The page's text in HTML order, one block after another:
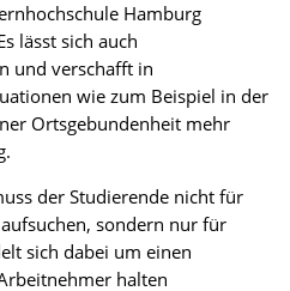
Hamburg
lässt sich auch
und verschafft in
wie zum Beispiel in der
Ortsgebundenheit mehr
der Studierende nicht für
sondern nur für
sich dabei um einen
halten